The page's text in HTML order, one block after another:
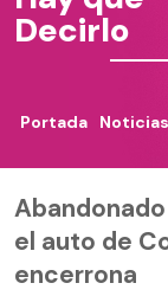
Decirlo
Portada Noticias
el auto de
encerrona